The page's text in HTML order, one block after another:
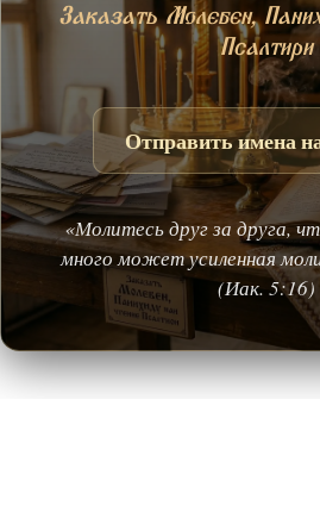
Заказать Молебен,
Псалтири
Отправить имена
«Молитесь друг за друга,
много может усиленная
(Иак. 5:16)